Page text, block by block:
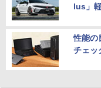
lus」
性能の
チェッ